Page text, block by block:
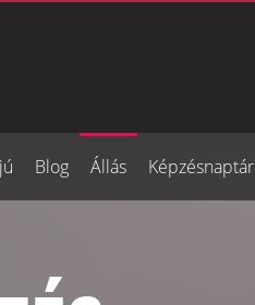
Blog Állás Képzésnaptár